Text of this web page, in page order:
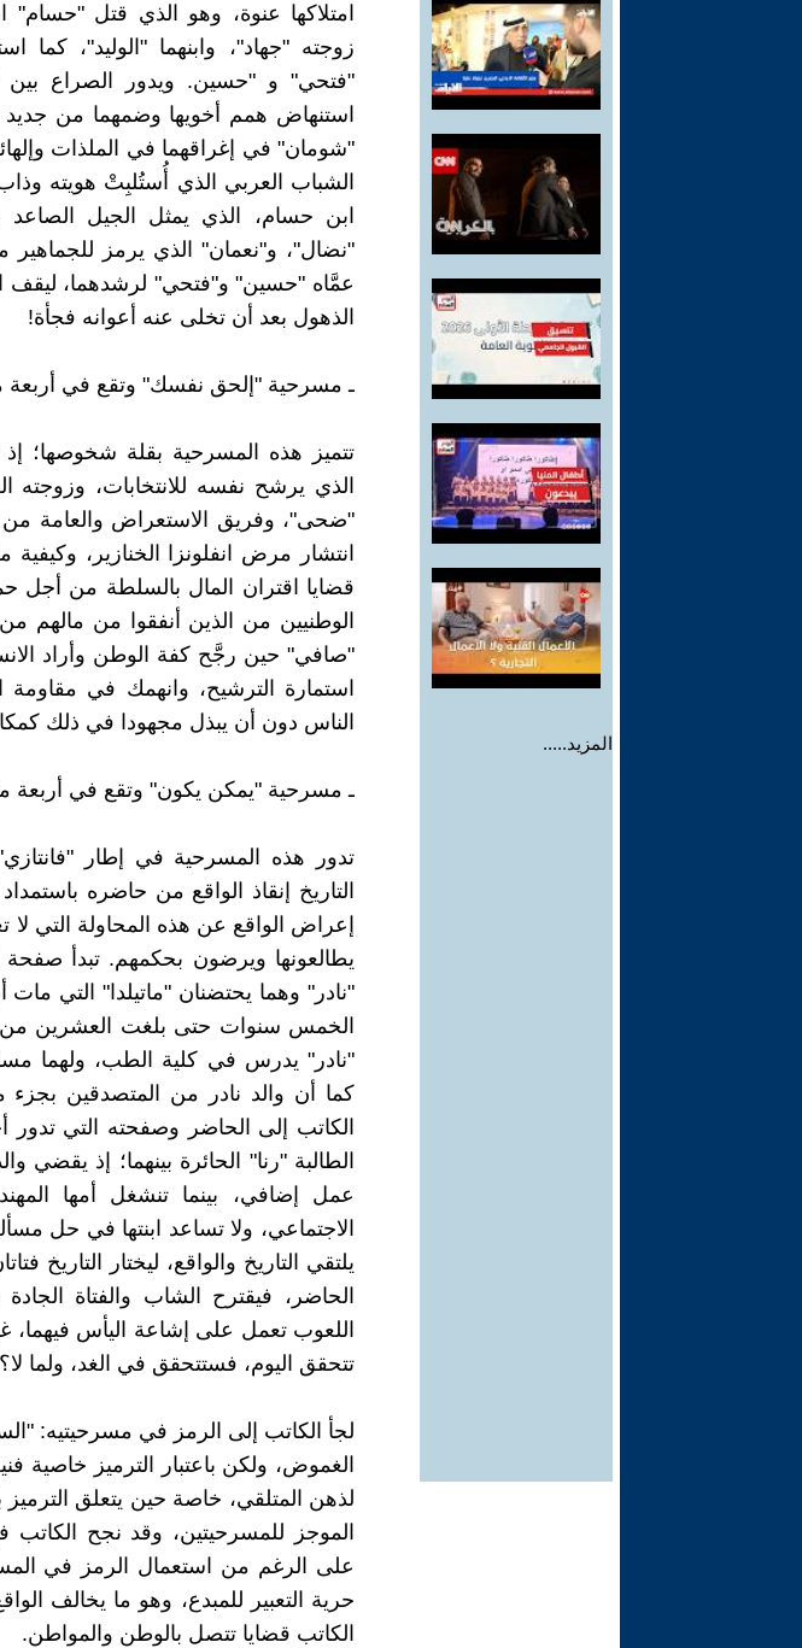
المزيد.....
امتلاكها عنوة، وهو الذي قتل
زوجته "جهاد"، وابنهما "الوليد"،
"فتحي" و "حسين. ويدور الصراع بين
استنهاض همم أخويها وضمهما من
"شومان" في إغراقهما في الملذات
الشباب العربي الذي أُستُلبِتْ هويته
ابن حسام، الذي يمثل الجيل
"نضال"، و"نعمان" الذي يرمز
عمَّاه "حسين" و"فتحي" لرشدهما، ليقف
الذهول بعد أن تخلى عنه أعوانه فجأة!
ـ مسرحية "إلحق نفسك" وتقع في
تتميز هذه المسرحية بقلة شخوصها؛
الذي يرشح نفسه للانتخابات، وزوجته
"ضحى"، وفريق الاستعراض والعامة
انتشار مرض انفلونزا الخنازير،
قضايا اقتران المال بالسلطة من أجل
الوطنيين من الذين أنفقوا من مالهم
"صافي" حين رجَّح كفة الوطن وأراد
استمارة الترشيح، وانهمك في
الناس دون أن يبذل مجهودا في ذلك
ـ مسرحية "يمكن يكون" وتقع في أربعة
تدور هذه المسرحية في إطار
التاريخ إنقاذ الواقع من حاضره
إعراض الواقع عن هذه المحاولة التي
يطالعونها ويرضون بحكمهم. تبدأ
"نادر" وهما يحتضنان "ماتيلدا" التي
الخمس سنوات حتى بلغت العشرين من
"نادر" يدرس في كلية الطب، ولهما
كما أن والد نادر من المتصدقين بجزء
الكاتب إلى الحاضر وصفحته التي تدور
الطالبة "رنا" الحائرة بينهما؛ إذ
عمل إضافي، بينما تنشغل أمها
الاجتماعي، ولا تساعد ابنتها في حل
يلتقي التاريخ والواقع، ليختار
الحاضر، فيقترح الشاب والفتاة
اللعوب تعمل على إشاعة اليأس فيهما،
تتحقق اليوم، فستتحقق في الغد، ولما
لجأ الكاتب إلى الرمز في مسرحيتيه:
الغموض، ولكن باعتبار الترميز خاصیة
لذهن المتلقي، خاصة حين يتعلق
الموجز للمسرحيتين، وقد نجح الكاتب
على الرغم من استعمال الرمز في
حرية التعبير للمبدع، وهو ما يخالف
الكاتب قضايا تتصل بالوطن والمواطن.